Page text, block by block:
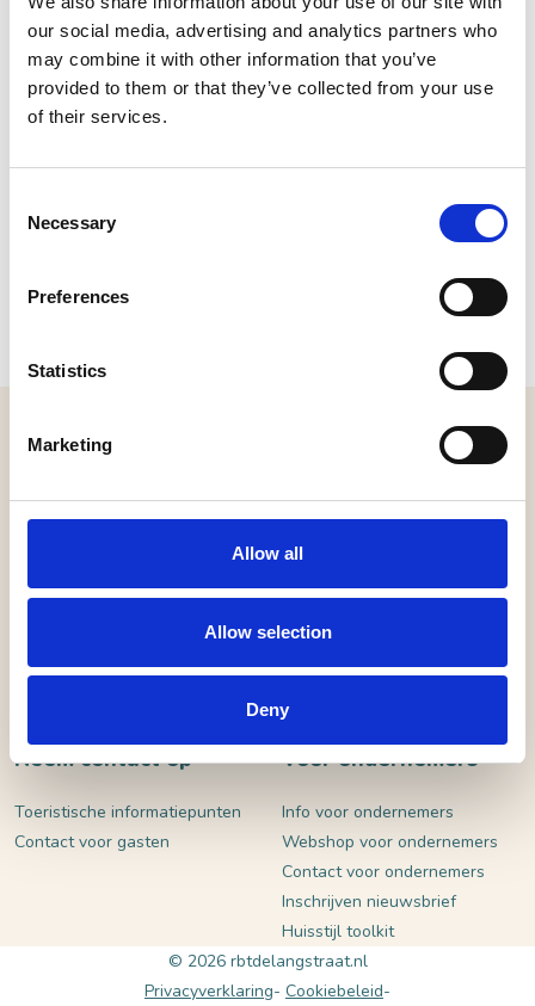
our social media, advertising and analytics partners who
may combine it with other information that you’ve
provided to them or that they’ve collected from your use
of their services.
Selection
Necessary
Preferences
Statistics
Marketing
Allow all
Allow selection
Deny
Bekijk website
Neem contact op
Toeristische informatiepunten
Contact voor gasten
Voor ondernemers
Info voor ondernemers
Webshop voor ondernemers
Contact voor ondernemers
Inschrijven nieuwsbrief
Huisstijl toolkit
© 2026 rbtdelangstraat.nl
Privacyverklaring Cookiebeleid